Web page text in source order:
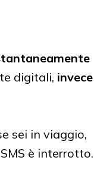
digitali, invece
sei in viaggio,
è interrotto.